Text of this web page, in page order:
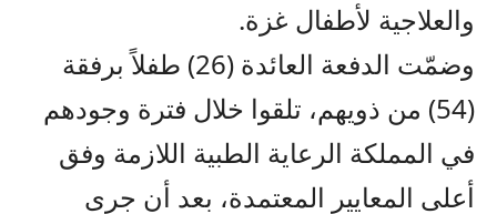
والعلاجية لأطفال غزة.
وضمّت الدفعة العائدة (26) طفلاً برفقة
(54) من ذويهم، تلقوا خلال فترة وجودهم
في المملكة الرعاية الطبية اللازمة وفق
أعلى المعايير المعتمدة، بعد أن جرى